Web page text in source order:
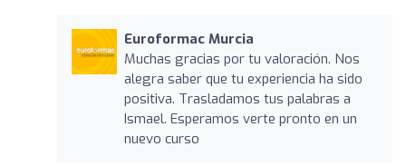
Euroformac Murcia
Muchas gracias por tu valoración. Nos
alegra saber que tu experiencia ha sido
positiva. Trasladamos tus palabras a
Ismael. Esperamos verte pronto en un
nuevo curso